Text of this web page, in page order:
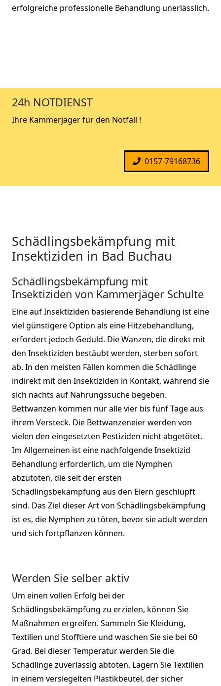
erfolgreiche professionelle Behandlung unerlässlich.
24h NOTDIENST
Ihre Kammerjäger für den Notfall !
0157-79168736
Schädlingsbekämpfung mit
Insektiziden in Bad Buchau
Schädlingsbekämpfung mit
Insektiziden von Kammerjäger Schulte
Eine auf Insektiziden basierende Behandlung ist eine
viel günstigere Option als eine Hitzebehandlung,
erfordert jedoch Geduld. Die Wanzen, die direkt mit
den Insektiziden bestäubt werden, sterben sofort
ab. In den meisten Fällen kommen die Schädlinge
indirekt mit den Insektiziden in Kontakt, während sie
sich nachts auf Nahrungssuche begeben.
Bettwanzen kommen nur alle vier bis fünf Tage aus
ihrem Versteck. Die Bettwanzeneier werden von
vielen den eingesetzten Pestiziden nicht abgetötet.
Im Allgemeinen ist eine nachfolgende Insektizid
Behandlung erforderlich, um die Nymphen
abzutöten, die seit der ersten
Schädlingsbekämpfung aus den Eiern geschlüpft
sind. Das Ziel dieser Art von Schädlingsbekämpfung
ist es, die Nymphen zu töten, bevor sie adult werden
und sich fortpflanzen können.
Werden Sie selber aktiv
Um einen vollen Erfolg bei der
Schädlingsbekämpfung zu erzielen, können Sie
Maßnahmen ergreifen. Sammeln Sie Kleidung,
Textilien und Stofftiere und waschen Sie sie bei 60
Grad. Bei dieser Temperatur werden Sie die
Schädlinge zuverlässig abtöten. Lagern Sie Textilien
in einem versiegelten Plastikbeutel, der sicher